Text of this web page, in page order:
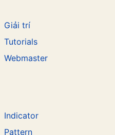
Giải trí
Tutorials
Webmaster
Indicator
Pattern